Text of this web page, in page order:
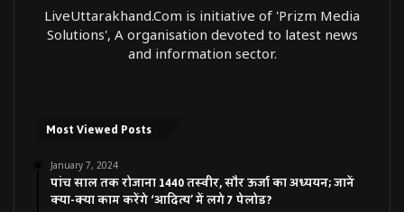
LiveUttarakhand.Com is initiative of 'Prizm Media
Solutions', A organisation devoted to latest news
and information sector.
Most Viewed Posts
January 7, 2024
पांच साल तक रोजाना 1440 तस्वीर, सौर ऊर्जा का अध्ययन; जानें
क्या-क्या काम करेंगे ‘आदित्य’ में लगे 7 पेलोड?